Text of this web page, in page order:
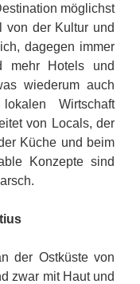
möglichst
von der Kultur und
dagegen immer
mehr Hotels und
wiederum auch
Wirtschaft
von Locals, der
Küche und beim
Konzepte sind
der Ostküste von
zwar mit Haut und